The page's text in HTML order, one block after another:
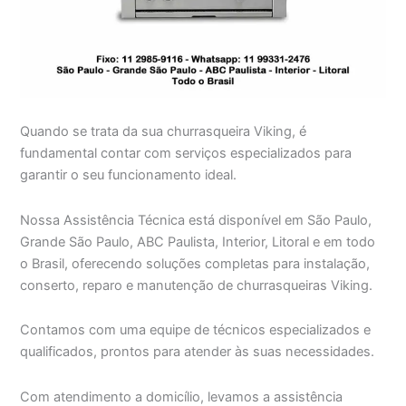
Quando se trata da sua churrasqueira Viking, é
fundamental contar com serviços especializados para
garantir o seu funcionamento ideal.
Nossa Assistência Técnica está disponível em São Paulo,
Grande São Paulo, ABC Paulista, Interior, Litoral e em todo
o Brasil, oferecendo soluções completas para instalação,
conserto, reparo e manutenção de churrasqueiras Viking.
Contamos com uma equipe de técnicos especializados e
qualificados, prontos para atender às suas necessidades.
Com atendimento a domicílio, levamos a assistência